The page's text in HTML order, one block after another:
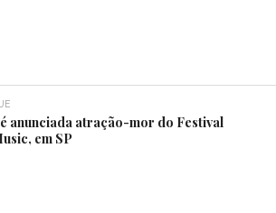
anunciada atração-mor do Festival
em SP